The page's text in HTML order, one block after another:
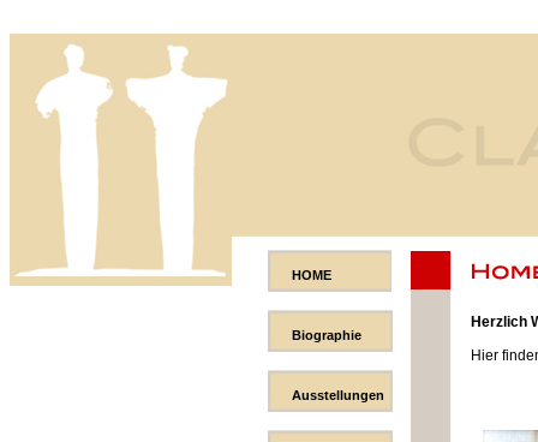
HOME
Biographie
Ausstellungen
Herzlich
Hier